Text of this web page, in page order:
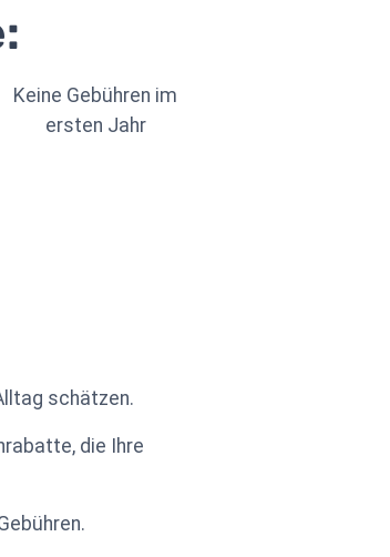
Keine Gebühren im
ersten Jahr
schätzen.
die Ihre